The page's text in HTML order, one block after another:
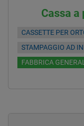
Cassa
CASSETTE PER
STAMPAGGIO AD
FABBRICA